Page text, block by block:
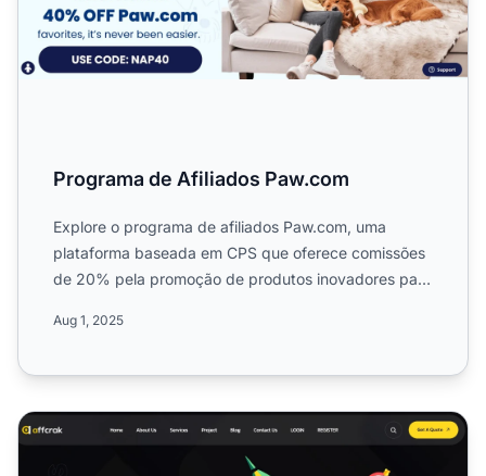
Programa de Afiliados Paw.com
Explore o programa de afiliados Paw.com, uma
plataforma baseada em CPS que oferece comissões
de 20% pela promoção de produtos inovadores para
Aug 1, 2025
Programa de Afiliados Affcrak